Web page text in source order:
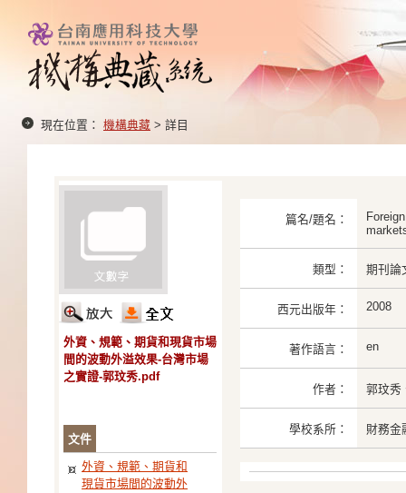
現在位置： 機構典藏 > 詳目
外資、規範、期貨和現貨市場
間的波動外溢效果-台灣市場
之實證-郭玟秀.pdf
文件
外資、規範、期貨和
現貨市場間的波動外
篇名/題名：
類型： 期刊論
西元出版年： 2008
著作語言： en
作者： 郭玟秀
學校系所： 財務金